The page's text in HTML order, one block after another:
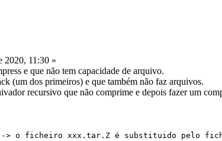
2020, 11:30 »
e que não tem capacidade de arquivo.
(um dos primeiros) e que também não faz arquivos.
recursivo que não comprime e depois fazer um
o ficheiro xxx.tar.Z é substituido pelo